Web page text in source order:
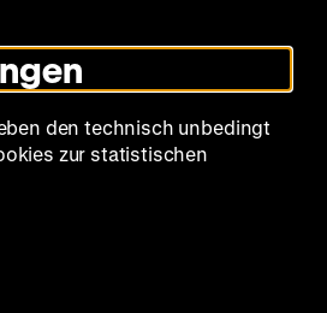
Sprache
Über uns
den technisch unbedingt
zur statistischen